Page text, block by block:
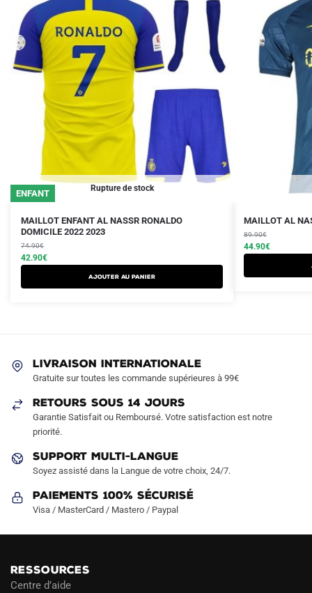
Rupture de stock
ENFANT
MAILLOT ENFANT AL NASSR RONALDO
DOMICILE 2022 2023
74.90€
Le
prix
initial
était :
42.90€
Le
prix
actuel
est :
AJOUTER AU PANIER
Ce
produit
a
plusieurs
variations.
choisies
la
page
produit
MAILLOT AL
89.90€
Le
prix
initial
était :
44.90€
Le
prix
actuel
est :
Ce
produit
a
page
LIVRAISON INTERNATIONALE
Gratuite sur toutes les commande supérieures à 99€
RETOURS SOUS 14 JOURS
Garantie Satisfait ou Remboursé. Votre satisfaction est notre
priorité.
SUPPORT MULTI-LANGUE
Soyez assisté dans la Langue de votre choix, 24/7.
Paiements 100% Sécurisé
Visa / MasterCard / Mastero / Paypal
RESSOURCES
Centre d’aide